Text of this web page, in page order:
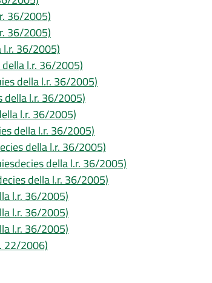
36/2005)
36/2005)
l.r. 36/2005)
l.r. 36/2005)
della l.r. 36/2005)
della l.r. 36/2005)
l.r. 36/2005)
della l.r. 36/2005)
della l.r. 36/2005)
della l.r. 36/2005)
della l.r. 36/2005)
l.r. 36/2005)
l.r. 36/2005)
l.r. 36/2005)
22/2006)